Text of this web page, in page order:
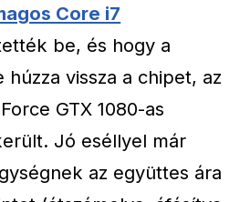
Core i7
be, és hogy a
vissza a chipet, az
GTX 1080-as
Jó eséllyel már
az együttes ára